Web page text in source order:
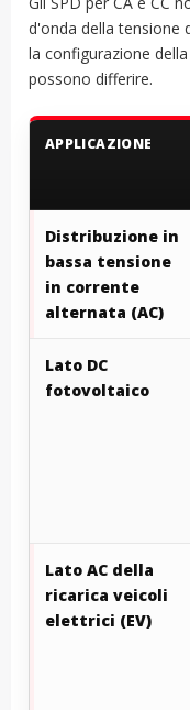
d'onda della tensione
la configurazione
possono differire.
APPLICAZIONE
Distribuzione in
bassa tensione
in corrente
alternata (AC)
Lato DC
fotovoltaico
Lato AC della
ricarica veicoli
elettrici (EV)